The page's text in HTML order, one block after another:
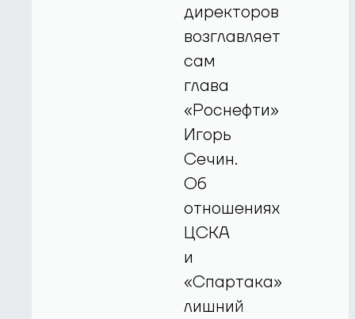
директоров
возглавляет
сам
глава
«Роснефти»
Игорь
Сечин.
Об
отношениях
ЦСКА
и
«Спартака»
лишний